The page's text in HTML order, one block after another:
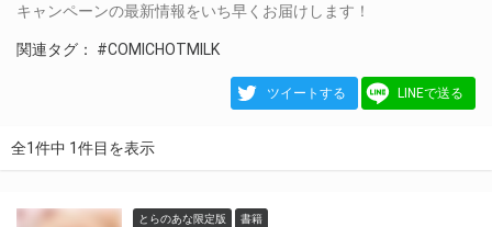
キャンペーンの最新情報をいち早くお届けします！
関連タグ： #COMICHOTMILK
ツイートする LINEで送る
全1件中 1件目を表示
とらのあな限定版 書籍